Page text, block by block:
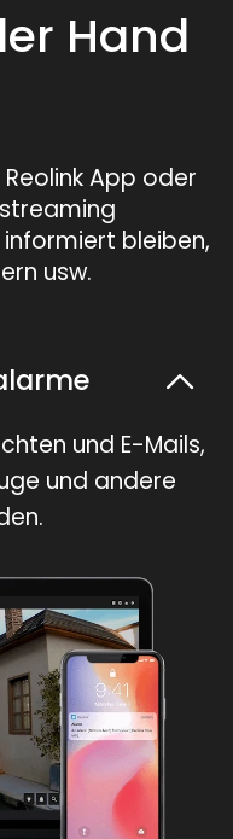
Hand
App oder
bleiben,
usw.
und E-Mails,
und andere